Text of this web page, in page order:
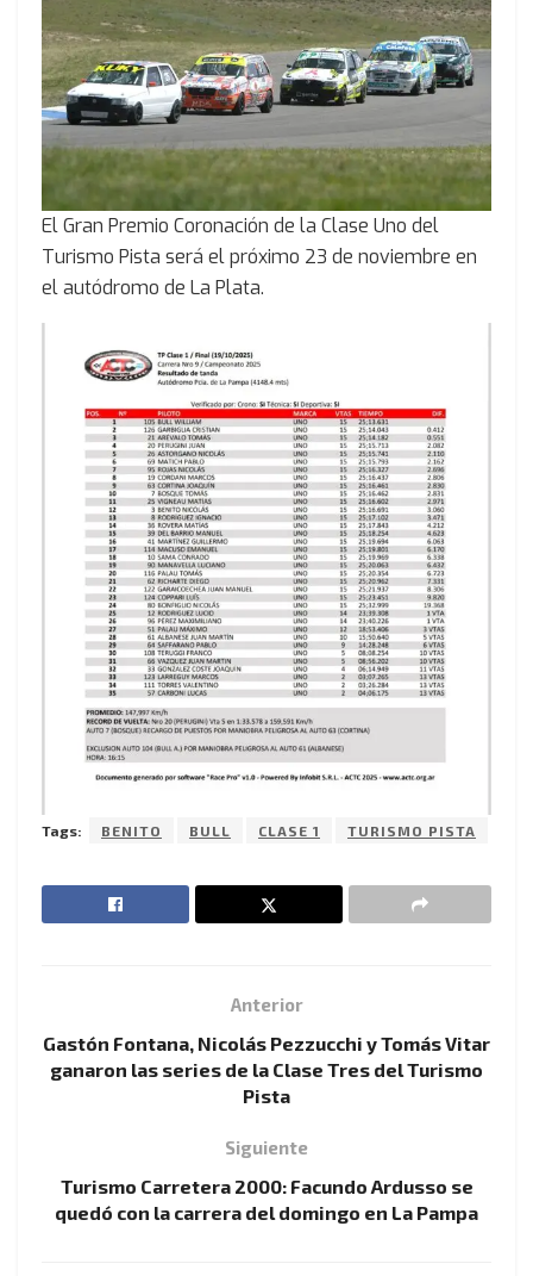
El Gran Premio Coronación de la Clase Uno del
Turismo Pista será el próximo 23 de noviembre en
el autódromo de La Plata.
Tags: BENITO BULL CLASE 1 TURISMO PISTA
Anterior
Gastón Fontana, Nicolás Pezzucchi y Tomás Vitar
ganaron las series de la Clase Tres del Turismo
Pista
Siguiente
Turismo Carretera 2000: Facundo Ardusso se
quedó con la carrera del domingo en La Pampa